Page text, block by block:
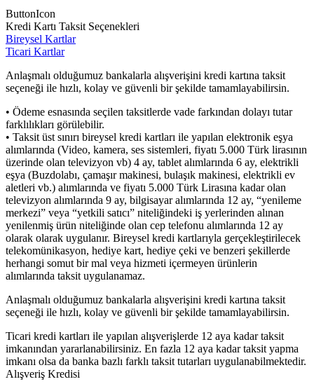
ButtonIcon
Kredi Kartı Taksit Seçenekleri
Bireysel Kartlar
Ticari Kartlar
Anlaşmalı olduğumuz bankalarla alışverişini kredi kartına taksit
seçeneği ile hızlı, kolay ve güvenli bir şekilde tamamlayabilirsin.
• Ödeme esnasında seçilen taksitlerde vade farkından dolayı tutar
farklılıkları görülebilir.
• Taksit üst sınırı bireysel kredi kartları ile yapılan elektronik eşya
alımlarında (Video, kamera, ses sistemleri, fiyatı 5.000 Türk lirasının
üzerinde olan televizyon vb) 4 ay, tablet alımlarında 6 ay, elektrikli
eşya (Buzdolabı, çamaşır makinesi, bulaşık makinesi, elektrikli ev
aletleri vb.) alımlarında ve fiyatı 5.000 Türk Lirasına kadar olan
televizyon alımlarında 9 ay, bilgisayar alımlarında 12 ay, “yenileme
merkezi” veya “yetkili satıcı” niteliğindeki iş yerlerinden alınan
yenilenmiş ürün niteliğinde olan cep telefonu alımlarında 12 ay
olarak olarak uygulanır. Bireysel kredi kartlarıyla gerçekleştirilecek
telekomünikasyon, hediye kart, hediye çeki ve benzeri şekillerde
herhangi somut bir mal veya hizmeti içermeyen ürünlerin
alımlarında taksit uygulanamaz.
Anlaşmalı olduğumuz bankalarla alışverişini kredi kartına taksit
seçeneği ile hızlı, kolay ve güvenli bir şekilde tamamlayabilirsin.
Ticari kredi kartları ile yapılan alışverişlerde 12 aya kadar taksit
imkanından yararlanabilirsiniz. En fazla 12 aya kadar taksit yapma
imkanı olsa da banka bazlı farklı taksit tutarları uygulanabilmektedir.
Alışveriş Kredisi